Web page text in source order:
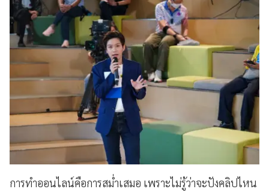
การทำออนไลน์คือการสม่ำเสมอ เพราะไม่รู้ว่าจะปังคลิปไหน